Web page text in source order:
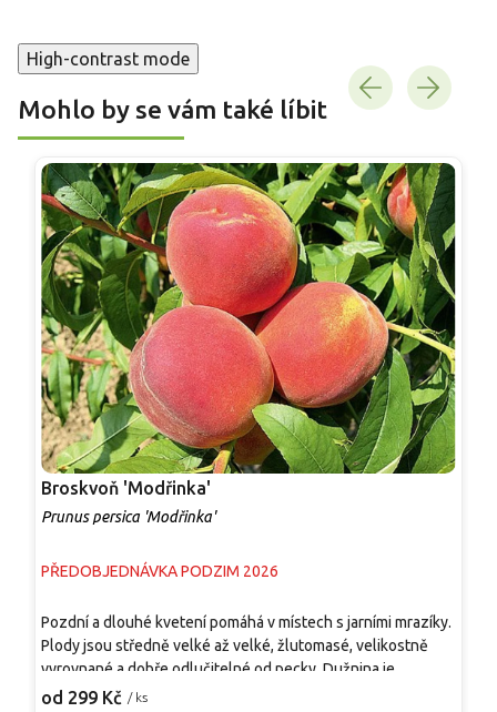
High-contrast mode
Mohlo by se vám také líbit
Broskvoň 'Modřinka'
Prunus persica 'Modřinka'
PŘEDOBJEDNÁVKA PODZIM 2026
od 299 Kč / ks
Pozdní a dlouhé kvetení pomáhá v místech s jarními mrazíky.
Plody jsou středně velké až velké, žlutomasé, velikostně
vyrovnané a dobře odlučitelné od pecky. Dužnina je
šťavnatá, aromatická, sladce navinulá a má vyrovnaný poměr